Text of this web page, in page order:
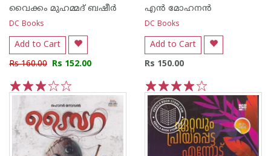
വൈക്കം മുഹമ്മദ് ബഷീര്‍
DC Books
Add to Cart
Rs 160.00 Rs 152.00
5
4
3
2
1
എന്‍ മോഹനന്‍
DC Books
Add to Cart
Rs 150.00
5
4
3
2
1